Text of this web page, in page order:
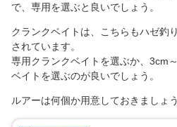
で、専用を選ぶと良いでしょう。
クランクベイトは、こちらもハゼ釣
されています。
専用クランクベイトを選ぶか、3cm
ベイトを選ぶのが良いでしょう。
ルアーは何個か用意しておきましょう